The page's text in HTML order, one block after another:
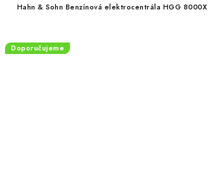
Hahn & Sohn Benzínová elektrocentrála HGG 8000X
Doporučujeme